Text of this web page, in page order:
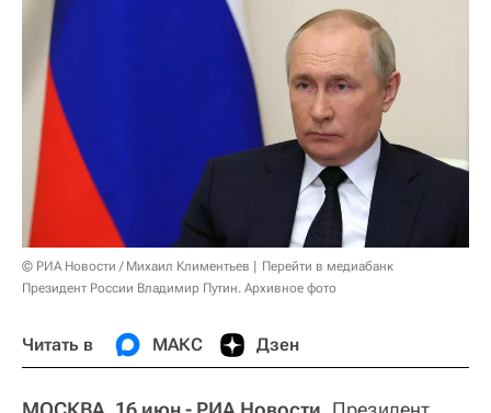
© РИА Новости / Михаил Климентьев
Перейти в медиабанк
Президент России Владимир Путин. Архивное фото
Читать в МАКС Дзен